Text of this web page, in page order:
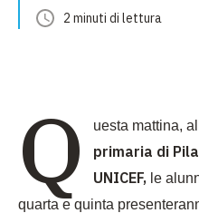
2 minuti di lettura
Q uesta mattina,
primaria di
UNICEF, le
quarta e quinta